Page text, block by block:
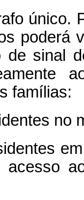
único.
poderá
de sinal
famílias:
no
acesso